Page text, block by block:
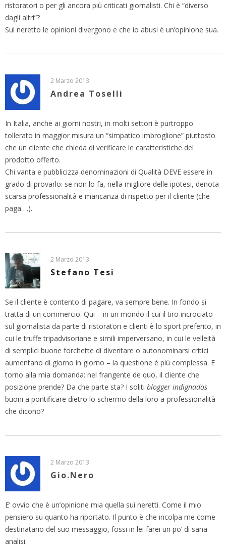
ristoratori o per gli ancora più criticati giornalisti. Chi è “diverso
dagli altri”?
Sul neretto le opinioni divergono e che io abusi è un’opinione sua.
2 Marzo 2013
Andrea Toselli
In Italia, anche ai giorni nostri, in molti settori è purtroppo
tollerato in maggior misura un “simpatico imbroglione” piuttosto
che un cliente che chieda di verificare le caratteristiche del
prodotto offerto.
Chi vanta e pubblicizza denominazioni di Qualità DEVE essere in
grado di provarlo: se non lo fa, nella migliore delle ipotesi, denota
scarsa professionalità e mancanza di rispetto per il cliente (che
paga….).
2 Marzo 2013
Stefano Tesi
Se il cliente è contento di pagare, va sempre bene. In fondo si
tratta di un commercio. Qui – in un mondo il cui il tiro incrociato
sul giornalista da parte di ristoratori e clienti è lo sport preferito, in
cui le truffe tripadvisoriane e simili imperversano, in cui le velleità
di semplici buone forchette di diventare o autonominarsi critici
aumentano di giorno in giorno – la questione è più complessa. E
torno alla mia domanda: nel frangente de quo, il cliente che
posizione prende? Da che parte sta? I soliti blogger indignados
buoni a pontificare dietro lo schermo della loro a-professionalità
che dicono?
2 Marzo 2013
Gio.Nero
E’ ovvio che è un’opinione mia quella sui neretti. Come il mio
pensiero su quanto ha riportato. Il punto è che incolpa me come
destinatario del suo messaggio, fossi in lei farei un po’ di sana
analisi.